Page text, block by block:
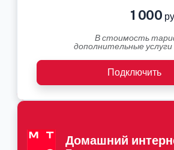
1 000
В стоимость
дополнительные услуги
Подключить
Домашний